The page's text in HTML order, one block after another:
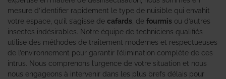
mesure d’identifier rapidement le type de nuisible qui envahit
votre espace, qu’il s’agisse de cafards , de fourmis ou d’autres
insectes indésirables. Notre équipe de techniciens qualifiés
utilise des méthodes de traitement modernes et respectueuses
de l’environnement pour garantir l’élimination complète de ces
intrus. Nous comprenons l’urgence de votre situation et nous
nous engageons à intervenir dans les plus brefs délais pour